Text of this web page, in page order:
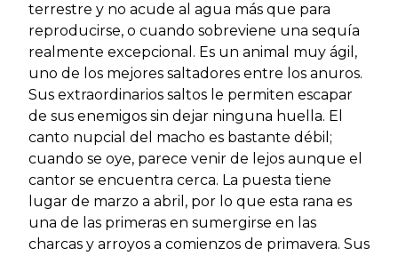
terrestre y no acude al agua más que para
reproducirse, o cuando sobreviene una sequía
realmente excepcional. Es un animal muy ágil,
uno de los mejores saltadores entre los anuros.
Sus extraordinarios saltos le permiten escapar
de sus enemigos sin dejar ninguna huella. El
canto nupcial del macho es bastante débil;
cuando se oye, parece venir de lejos aunque el
cantor se encuentra cerca. La puesta tiene
lugar de marzo a abril, por lo que esta rana es
una de las primeras en sumergirse en las
charcas y arroyos a comienzos de primavera. Sus